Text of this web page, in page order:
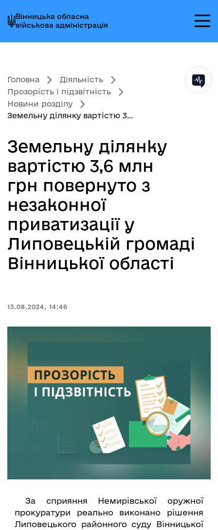
до
головного
меню
до
головного
вмісту
до
головного
колонтитула
Вінницька обласна
військова адміністрація
Головна
Діяльність
Прозорість і підзвітність
Новини розділу
Земельну ділянку вартістю 3...
Земельну ділянку
вартістю 3,6 млн
грн повернуто з
незаконної
приватизації у
Липовецькій громаді
Вінницької області
13.08.2024, 14:46
За сприяння Немирівської оружної
прокуратури реально виконано рішення
Липовецького районного суду Вінницької